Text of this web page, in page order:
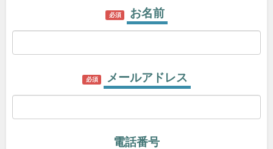
必須 お名前
必須 メールアドレス
電話番号